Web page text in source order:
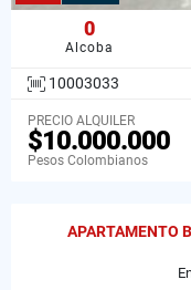
0
Alcoba
10003033
PRECIO ALQUILER
$10.000.000
Pesos Colombianos
APARTAMENTO